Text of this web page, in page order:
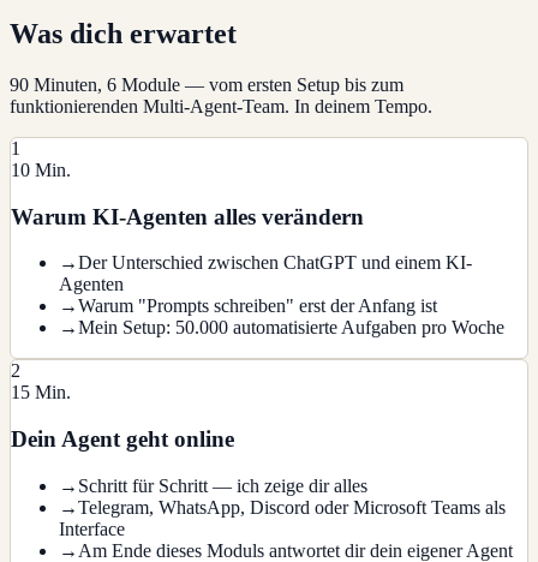
Was dich erwartet
90 Minuten, 6 Module — vom ersten Setup bis zum
funktionierenden Multi-Agent-Team. In deinem Tempo.
1
10 Min.
Warum KI-Agenten alles verändern
→Der Unterschied zwischen ChatGPT und einem KI-
Agenten
→Warum "Prompts schreiben" erst der Anfang ist
→Mein Setup: 50.000 automatisierte Aufgaben pro Woche
2
15 Min.
Dein Agent geht online
→ Schritt für Schritt — ich zeige dir alles
→Telegram, WhatsApp, Discord oder Microsoft Teams als
Interface
→ Am Ende dieses Moduls antwortet dir dein eigener Agent